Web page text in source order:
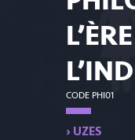
CODE PHI01
› UZES